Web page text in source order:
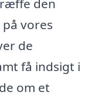
den
vores
de
få indsigt i
om et